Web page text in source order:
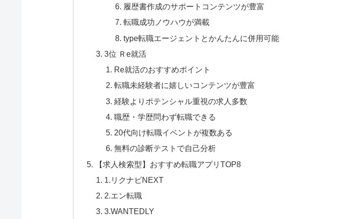
履歴書作成のサポートコンテンツが豊富
転職成功ノウハウが満載
type転職エージェントとかんたんに併用可能
3位 Ｒe就活
Re就活のおすすめポイント
転職未経験者に嬉しいコンテンツが豊富
経験よりポテンシャル重視の求人多数
職歴・学歴問わず転職できる
20代向け転職イベントが複数ある
無料の診断テストで自己分析
【求人検索型】おすすめ転職アプリTOP8
1.リクナビNEXT
2.エン転職
3.WANTEDLY